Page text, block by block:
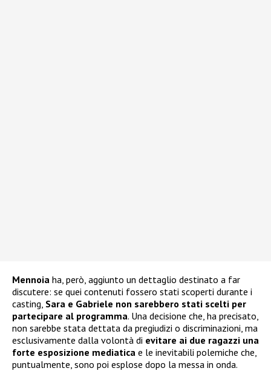
Mennoia ha, però, aggiunto un dettaglio destinato a far
discutere: se quei contenuti fossero stati scoperti durante i
casting, Sara e Gabriele non sarebbero stati scelti per
partecipare al programma. Una decisione che, ha precisato,
non sarebbe stata dettata da pregiudizi o discriminazioni, ma
esclusivamente dalla volontà di evitare ai due ragazzi una
forte esposizione mediatica e le inevitabili polemiche che,
puntualmente, sono poi esplose dopo la messa in onda.